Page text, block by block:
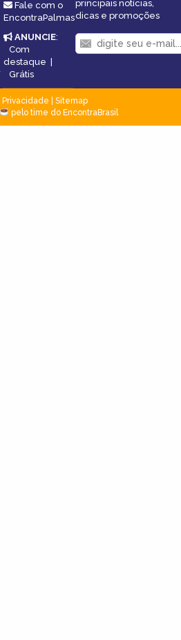
Fale com o
EncontraPalmas
ANUNCIE:
Com
destaque |
Grátis
principais notícias,
dicas e promoções
Privacidade
Sitemap
pelo time do EncontraBrasil